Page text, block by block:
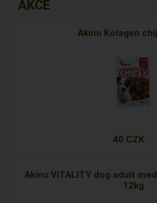
AKCE
Akinu Kolagen
40 CZK
Akinu VITALITY dog adult
12kg